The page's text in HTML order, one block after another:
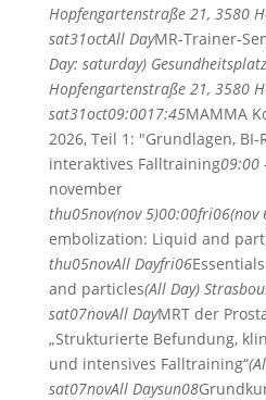
Hopfengartenstraße 21, 3580
sat31octAll DayMR-Trainer-
Day: saturday)
Hopfengartenstraße 21, 3580
sat31oct09:0017:45MAMMA
2026, Teil 1: "Grundlagen, BI-
interaktives Falltraining09:00
november
thu05nov(nov 5)00:00fri06(nov
embolization: Liquid and
thu05novAll Dayfri06
and particles(All Day)
sat07novAll DayMRT der
„Strukturierte Befundung,
und intensives Falltraining“
sat07novAll Daysun08